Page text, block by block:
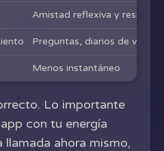
Amistad reflexiva y
Preguntas, diarios de voz y
Menos instantáneo
Lo importante
con tu energía
llamada ahora mismo,